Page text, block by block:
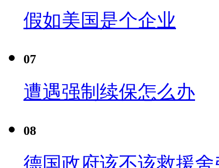
假如美国是个企业
07
遭遇强制续保怎么办
08
德国政府该不该救援舍